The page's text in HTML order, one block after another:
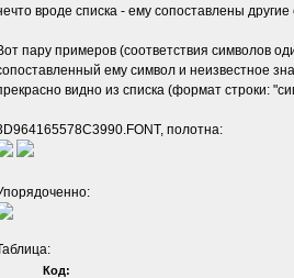
вроде списка - ему сопоставлены
пару примеров (соответствия символов
ему символ и неизвестное
видно из списка (формат строки:
полотна:
Код: